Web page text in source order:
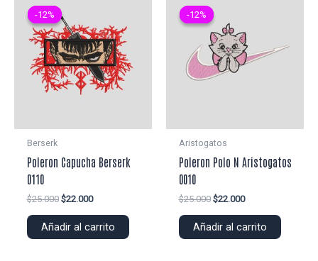
-12%
-12%
Berserk
Poleron Capucha Berserk
0110
$25.000 El
original
$22.000El
actual
Añadir al carrito
-12%
-12%
Aristogatos
Poleron Polo N Aristogatos
0010
$25.000 El
original
$22.000El
actual
Añadir al carrito